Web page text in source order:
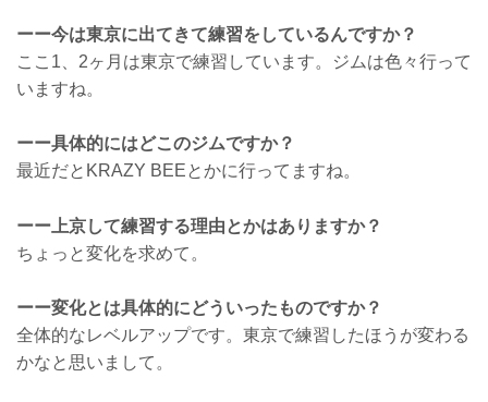
ーー今は東京に出てきて練習をしているんですか？
ここ1、2ヶ月は東京で練習しています。ジムは色々行って
いますね。
ーー具体的にはどこのジムですか？
最近だとKRAZY BEEとかに行ってますね。
ーー上京して練習する理由とかはありますか？
ちょっと変化を求めて。
ーー変化とは具体的にどういったものですか？
全体的なレベルアップです。東京で練習したほうが変わる
かなと思いまして。